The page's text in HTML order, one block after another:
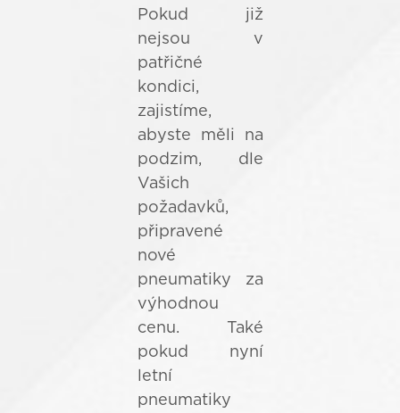
Pokud již
nejsou v
patřičné
kondici,
zajistíme,
abyste měli na
podzim, dle
Vašich
požadavků,
připravené
nové
pneumatiky za
výhodnou
cenu. Také
pokud nyní
letní
pneumatiky